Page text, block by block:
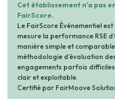
Cet établissement n'a pas
FairScore.
Le FairScore Événementiel
mesure la performance RSE
manière simple et
méthodologie d’évaluation
engagements parfois
clair et exploitable.
Certifié par FairMoove